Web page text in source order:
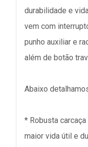
durabilidade e
vem com
punho auxiliar e
além de botão
Abaixo
* Robusta
maior vida útil e